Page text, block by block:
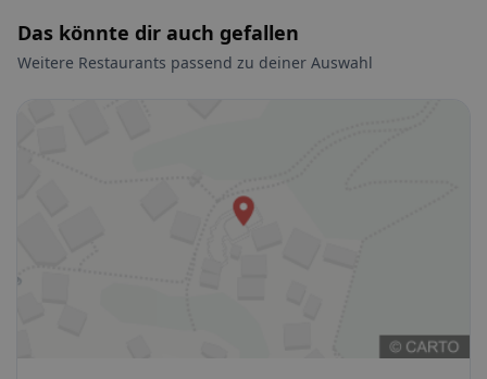
Das könnte dir auch gefallen
Weitere Restaurants passend zu deiner Auswahl